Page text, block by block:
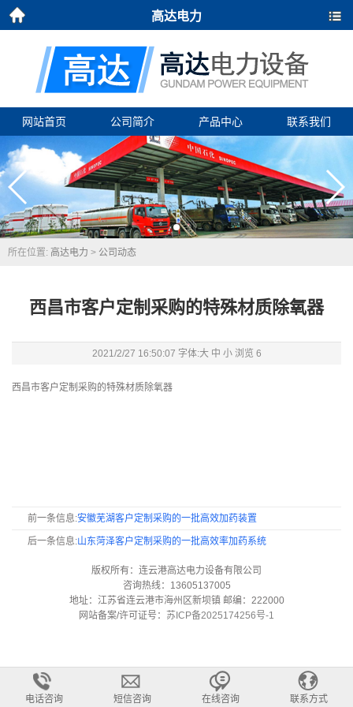
高达电力
网站首页 公司简介 产品中心 联系我们
所在位置: 高达电力 > 公司动态
西昌市客户定制采购的特殊材质除氧器
2021/2/27 16:50:07 字体:大 中 小浏览 6
西昌市客户定制采购的特殊材质除氧器
前一条信息:安徽芜湖客户定制采购的一批高效加药装置
后一条信息:山东菏泽客户定制采购的一批高效率加药系统
版权所有：连云港高达电力设备有限公司
咨询热线：13605137005
地址：江苏省连云港市海州区新坝镇 邮编：222000
网站备案/许可证号： 苏ICP备2025174256号-1
电话咨询 短信咨询 在线咨询 联系方式